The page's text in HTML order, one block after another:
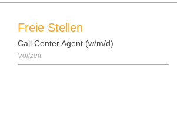
Freie Stellen
Call Center Agent (w/m/d)
Vollzeit